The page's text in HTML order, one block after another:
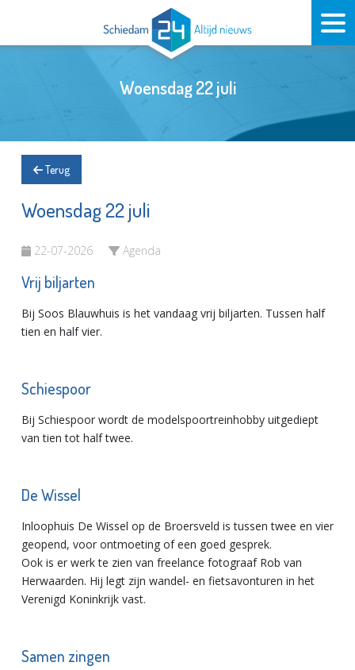
Woensdag 22 juli
Terug
Woensdag 22 juli
22-07-2026 Agenda
Vrij biljarten
Bij Soos Blauwhuis is het vandaag vrij biljarten. Tussen half
tien en half vier.
Schiespoor
Bij Schiespoor wordt de modelspoortreinhobby uitgediept
van tien tot half twee.
De Wissel
Inloophuis De Wissel op de Broersveld is tussen twee en vier
geopend, voor ontmoeting of een goed gesprek.
Ook is er werk te zien van freelance fotograaf Rob van
Herwaarden. Hij legt zijn wandel- en fietsavonturen in het
Verenigd Koninkrijk vast.
Samen zingen